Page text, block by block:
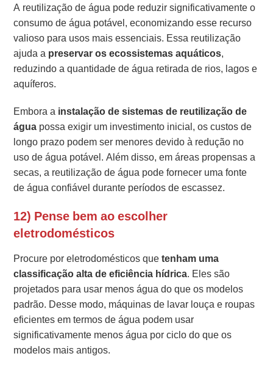
A reutilização de água pode reduzir significativamente o
consumo de água potável, economizando esse recurso
valioso para usos mais essenciais. Essa reutilização
ajuda a preservar os ecossistemas aquáticos,
reduzindo a quantidade de água retirada de rios, lagos e
aquíferos.
Embora a instalação de sistemas de reutilização de
água possa exigir um investimento inicial, os custos de
longo prazo podem ser menores devido à redução no
uso de água potável. Além disso, em áreas propensas a
secas, a reutilização de água pode fornecer uma fonte
de água confiável durante períodos de escassez.
12) Pense bem ao escolher
eletrodomésticos
Procure por eletrodomésticos quetenham uma
classificação alta de eficiência hídrica. Eles são
projetados para usar menos água do que os modelos
padrão. Desse modo, máquinas de lavar louça e roupas
eficientes em termos de água podem usar
significativamente menos água por ciclo do que os
modelos mais antigos.